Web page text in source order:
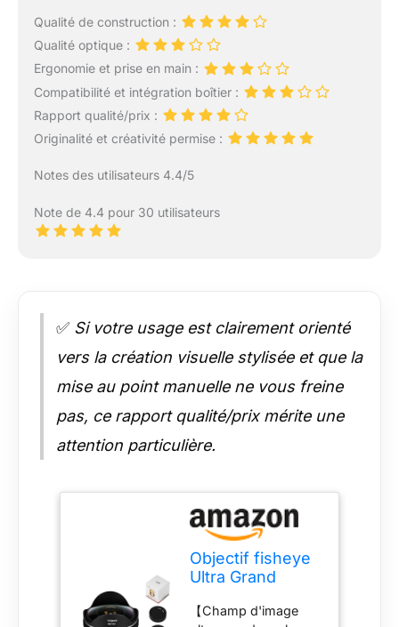
Qualité de construction :
Qualité optique :
Ergonomie et prise en main :
Compatibilité et intégration boîtier :
Rapport qualité/prix :
Originalité et créativité permise :
Notes des utilisateurs 4.4/5
Note de 4.4 pour 30 utilisateurs
✅ Si votre usage est clairement orienté
vers la création visuelle stylisée et que la
mise au point manuelle ne vous freine
pas, ce rapport qualité/prix mérite une
attention particulière.
Objectif fisheye
Ultra Grand
mm F2.0 APS-C
【Champ d'image